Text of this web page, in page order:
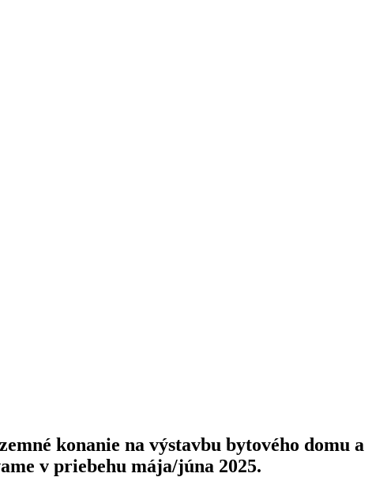
konanie na výstavbu bytového domu a
v priebehu mája/júna 2025.